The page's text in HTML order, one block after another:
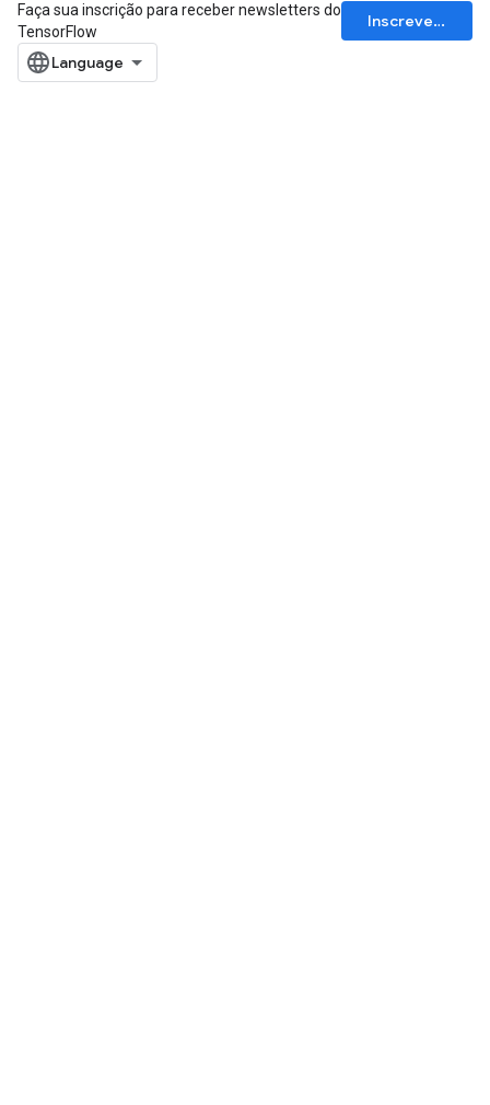
Faça sua inscrição para receber newsletters do
TensorFlow
Inscrever-se